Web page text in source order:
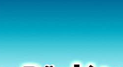
Olejové Hospodářství